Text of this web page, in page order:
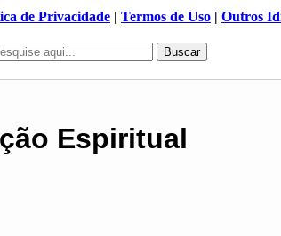
de Privacidade | Termos de Uso | Outros
Buscar
Espiritual